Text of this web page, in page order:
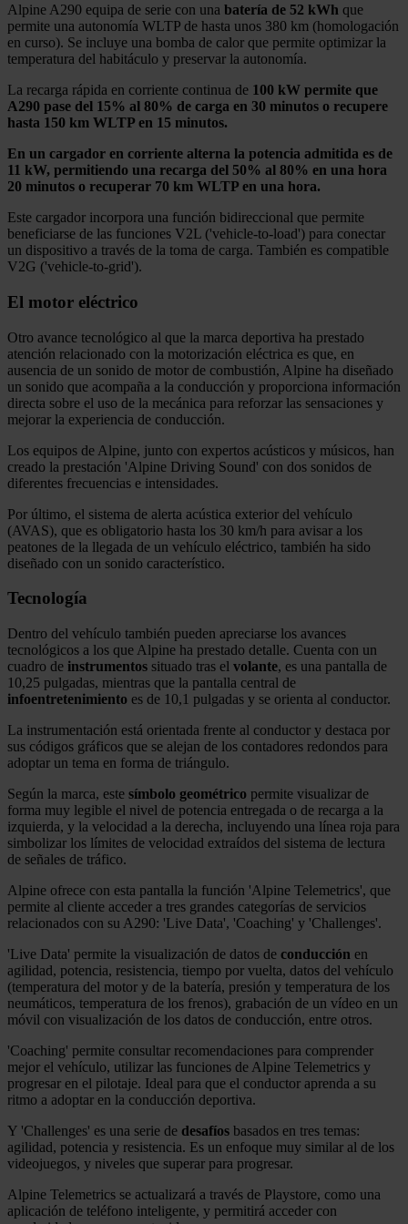
Alpine A290 equipa de serie con una batería de 52 kWh que
permite una autonomía WLTP de hasta unos 380 km (homologación
en curso). Se incluye una bomba de calor que permite optimizar la
temperatura del habitáculo y preservar la autonomía.
La recarga rápida en corriente continua de 100 kW permite que
A290 pase del 15% al 80% de carga en 30 minutos o recupere
hasta 150 km WLTP en 15 minutos.
En un cargador en corriente alterna la potencia admitida es de
11 kW, permitiendo una recarga del 50% al 80% en una hora
20 minutos o recuperar 70 km WLTP en una hora.
Este cargador incorpora una función bidireccional que permite
beneficiarse de las funciones V2L ('vehicle-to-load') para conectar
un dispositivo a través de la toma de carga. También es compatible
V2G ('vehicle-to-grid').
El motor eléctrico
Otro avance tecnológico al que la marca deportiva ha prestado
atención relacionado con la motorización eléctrica es que, en
ausencia de un sonido de motor de combustión, Alpine ha diseñado
un sonido que acompaña a la conducción y proporciona información
directa sobre el uso de la mecánica para reforzar las sensaciones y
mejorar la experiencia de conducción.
Los equipos de Alpine, junto con expertos acústicos y músicos, han
creado la prestación 'Alpine Driving Sound' con dos sonidos de
diferentes frecuencias e intensidades.
Por último, el sistema de alerta acústica exterior del vehículo
(AVAS), que es obligatorio hasta los 30 km/h para avisar a los
peatones de la llegada de un vehículo eléctrico, también ha sido
diseñado con un sonido característico.
Tecnología
Dentro del vehículo también pueden apreciarse los avances
tecnológicos a los que Alpine ha prestado detalle. Cuenta con un
cuadro de instrumentos situado tras el volante, es una pantalla de
10,25 pulgadas, mientras que la pantalla central de
infoentretenimiento es de 10,1 pulgadas y se orienta al conductor.
La instrumentación está orientada frente al conductor y destaca por
sus códigos gráficos que se alejan de los contadores redondos para
adoptar un tema en forma de triángulo.
Según la marca, este símbolo geométrico permite visualizar de
forma muy legible el nivel de potencia entregada o de recarga a la
izquierda, y la velocidad a la derecha, incluyendo una línea roja para
simbolizar los límites de velocidad extraídos del sistema de lectura
de señales de tráfico.
Alpine ofrece con esta pantalla la función 'Alpine Telemetrics', que
permite al cliente acceder a tres grandes categorías de servicios
relacionados con su A290: 'Live Data', 'Coaching' y 'Challenges'.
'Live Data' permite la visualización de datos de conducción en
agilidad, potencia, resistencia, tiempo por vuelta, datos del vehículo
(temperatura del motor y de la batería, presión y temperatura de los
neumáticos, temperatura de los frenos), grabación de un vídeo en un
móvil con visualización de los datos de conducción, entre otros.
'Coaching' permite consultar recomendaciones para comprender
mejor el vehículo, utilizar las funciones de Alpine Telemetrics y
progresar en el pilotaje. Ideal para que el conductor aprenda a su
ritmo a adoptar en la conducción deportiva.
Y 'Challenges' es una serie de desafíos basados en tres temas:
agilidad, potencia y resistencia. Es un enfoque muy similar al de los
videojuegos, y niveles que superar para progresar.
Alpine Telemetrics se actualizará a través de Playstore, como una
aplicación de teléfono inteligente, y permitirá acceder con